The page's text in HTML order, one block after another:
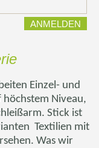
Einzel- und
Niveau,
Stick ist
Textilien mit
Was wir